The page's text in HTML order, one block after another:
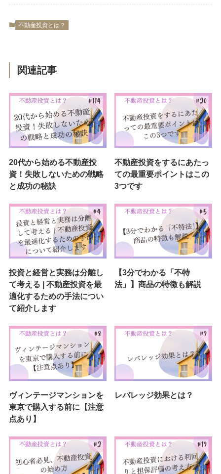
不動産投資とは？
関連記事
20代から始める不動産投
資！失敗しないための戦略
と成功の秘訣
不動産投資をするにあたっ
ての最重要ポイントはこの
3つです
投資と経営と実務は分離し
て考える | 不動産投資を最
適化するための手法につい
て紹介します
【3分でわかる「不特
法」】商品の特徴も解説
ヴィンテージマンションを
東京で購入する前に【注意
点あり】
レバレッジ効果とは？